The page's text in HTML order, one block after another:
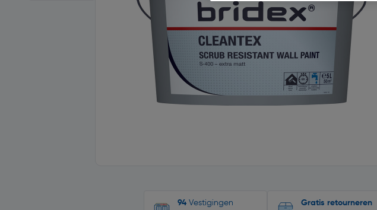
94 Vestigingen
Gratis retourneren